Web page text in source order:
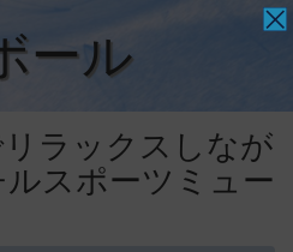
ール
ラックスしなが
スポーツミュー